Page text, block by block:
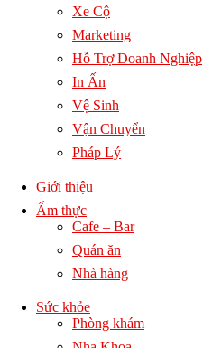
Xe Cộ
Marketing
Hỗ Trợ Doanh Nghiệp
In Ấn
Vệ Sinh
Vận Chuyển
Pháp Lý
Giới thiệu
Ẩm thực
Cafe – Bar
Quán ăn
Nhà hàng
Sức khỏe
Phòng khám